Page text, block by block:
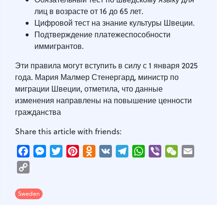
лиц в возрасте от 16 до 65 лет.
Цифровой тест на знание культуры Швеции.
Подтверждение платежеспособности
иммигрантов.
Эти правила могут вступить в силу с 1 января 2025
года. Мария Малмер Стенергард, министр по
миграции Швеции, отметила, что данные
изменения направлены на повышение ценности
гражданства
Share this article with friends:
FacebookMessenger
TwitterPinterestOdnoklassniki
VK TelegramWhatsApp
Viber WeChat
Sweden